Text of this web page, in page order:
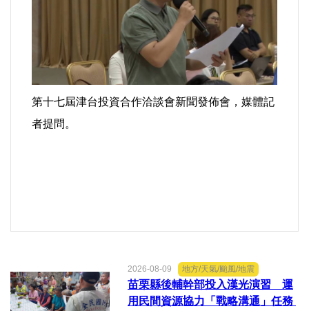
第十七屆津台投資合作洽談會新聞發佈會，媒體記
者提問。
2026-08-09 地方/天氣/颱風/地震
苗栗縣後輔幹部投入漢光演習 運
用民間資源協力「戰略溝通」任務